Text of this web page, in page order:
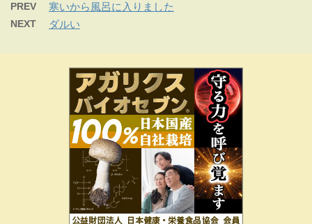
PREV 寒いから風呂に入りました
NEXT ダルい